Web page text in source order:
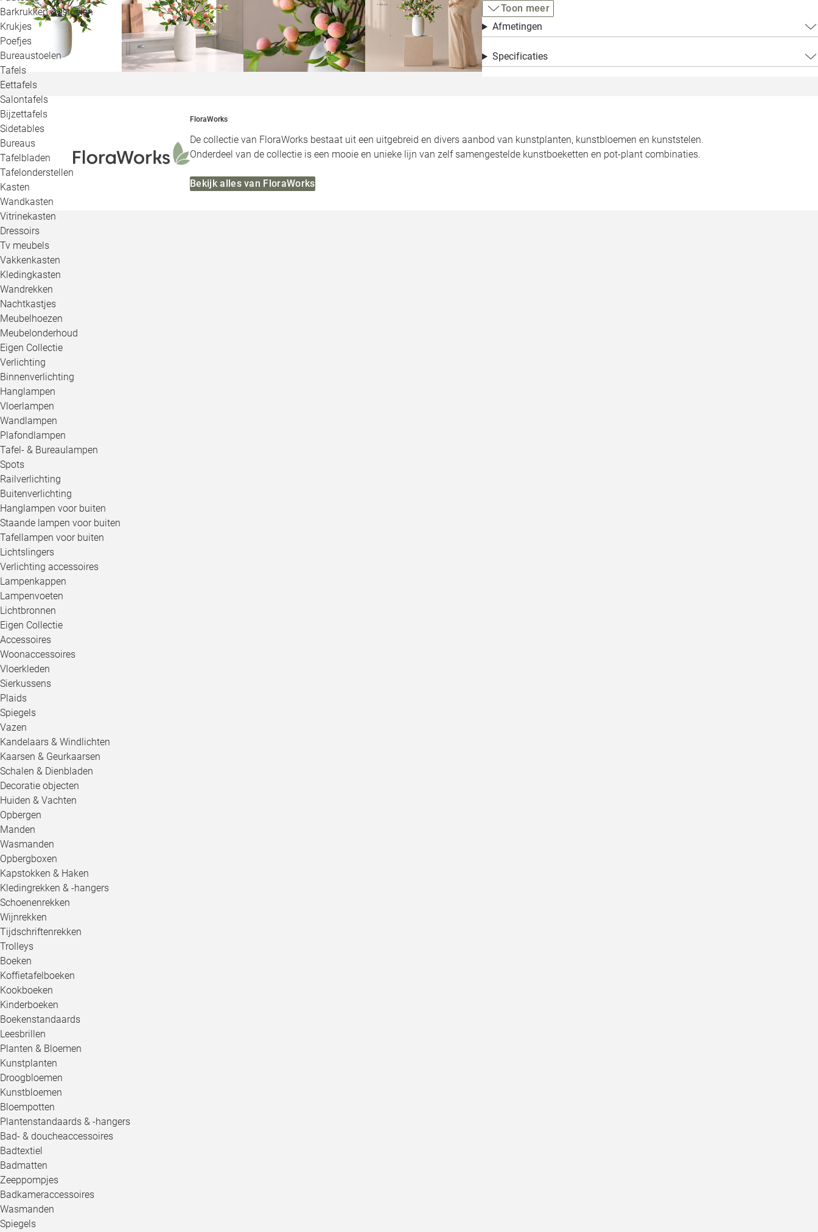
Barkrukken & -stoelen
Krukjes
Poefjes
Bureaustoelen
Tafels
Eettafels
Salontafels
Bijzettafels
Sidetables
Bureaus
Tafelbladen
Tafelonderstellen
Kasten
Wandkasten
Vitrinekasten
Dressoirs
Tv meubels
Vakkenkasten
Kledingkasten
Wandrekken
Nachtkastjes
Meubelhoezen
Meubelonderhoud
Eigen Collectie
Verlichting
Binnenverlichting
Hanglampen
Vloerlampen
Wandlampen
Plafondlampen
Tafel- & Bureaulampen
Spots
Railverlichting
Buitenverlichting
Hanglampen voor buiten
Staande lampen voor buiten
Tafellampen voor buiten
Lichtslingers
Verlichting accessoires
Lampenkappen
Lampenvoeten
Lichtbronnen
Eigen Collectie
Accessoires
Woonaccessoires
Vloerkleden
Sierkussens
Plaids
Spiegels
Vazen
Kandelaars & Windlichten
Kaarsen & Geurkaarsen
Schalen & Dienbladen
Decoratie objecten
Huiden & Vachten
Opbergen
Manden
Wasmanden
Opbergboxen
Kapstokken & Haken
Kledingrekken & -hangers
Schoenenrekken
Wijnrekken
Tijdschriftenrekken
Trolleys
Boeken
Koffietafelboeken
Kookboeken
Kinderboeken
Boekenstandaards
Leesbrillen
Planten & Bloemen
Kunstplanten
Droogbloemen
Kunstbloemen
Bloempotten
Plantenstandaards & -hangers
Bad- & doucheaccessoires
Badtextiel
Badmatten
Zeeppompjes
Badkameraccessoires
Wasmanden
Spiegels
Loods 5
Toon meer
Afmetingen
Specificaties
FloraWorks
De collectie van FloraWorks bestaat uit een uitgebreid en divers aanbod van kunstplanten, kunstbloemen en kunststelen.
Onderdeel van de collectie is een mooie en unieke lijn van zelf samengestelde kunstboeketten en pot-plant combinaties.
Bekijk alles van FloraWorks